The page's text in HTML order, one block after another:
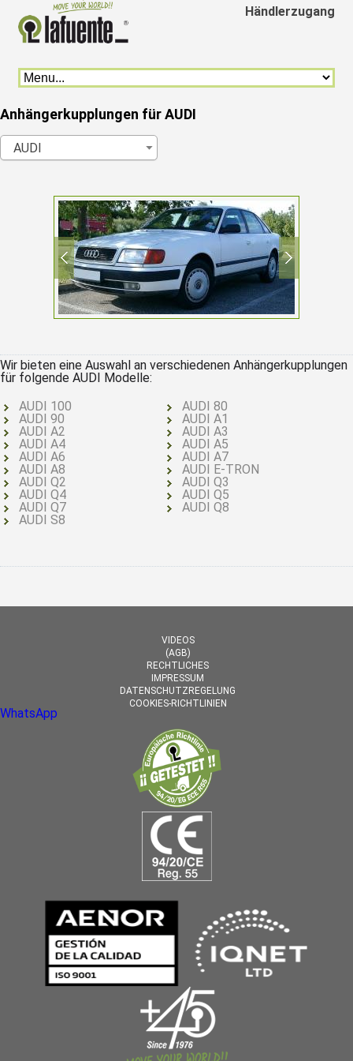
Händlerzugang
Anhängerkupplungen für AUDI
AUDI
Wir bieten eine Auswahl an verschiedenen Anhängerkupplungen
für folgende AUDI Modelle:
AUDI 100
AUDI 80
AUDI 90
AUDI A1
AUDI A2
AUDI A3
AUDI A4
AUDI A5
AUDI A6
AUDI A7
AUDI A8
AUDI E-TRON
AUDI Q2
AUDI Q3
AUDI Q4
AUDI Q5
AUDI Q7
AUDI Q8
AUDI S8
VIDEOS
(AGB)
RECHTLICHES
IMPRESSUM
DATENSCHUTZREGELUNG
COOKIES-RICHTLINIEN
WhatsApp